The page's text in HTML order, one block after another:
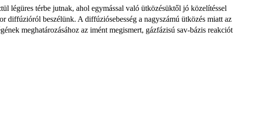
légüres térbe jutnak, ahol egymással való ütközésüktől jó közelítéssel
diffúzióról beszélünk. A diffúziósebesség a nagyszámú ütközés miatt az
meghatározásához az imént megismert, gázfázisú sav-bázis reakciót